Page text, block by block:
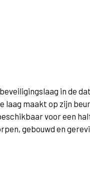
in de
laag maakt op zijn
voor een
gebouwd en